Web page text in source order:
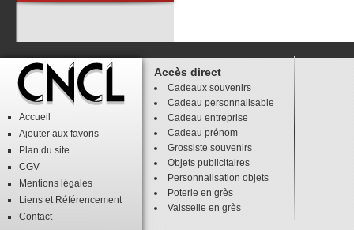
Accueil
Ajouter aux favoris
Plan du site
CGV
Mentions légales
Liens et Référencement
Contact
Accès direct
Cadeaux souvenirs
Cadeau personnalisable
Cadeau entreprise
Cadeau prénom
Grossiste souvenirs
Objets publicitaires
Personnalisation objets
Poterie en grès
Vaisselle en grès